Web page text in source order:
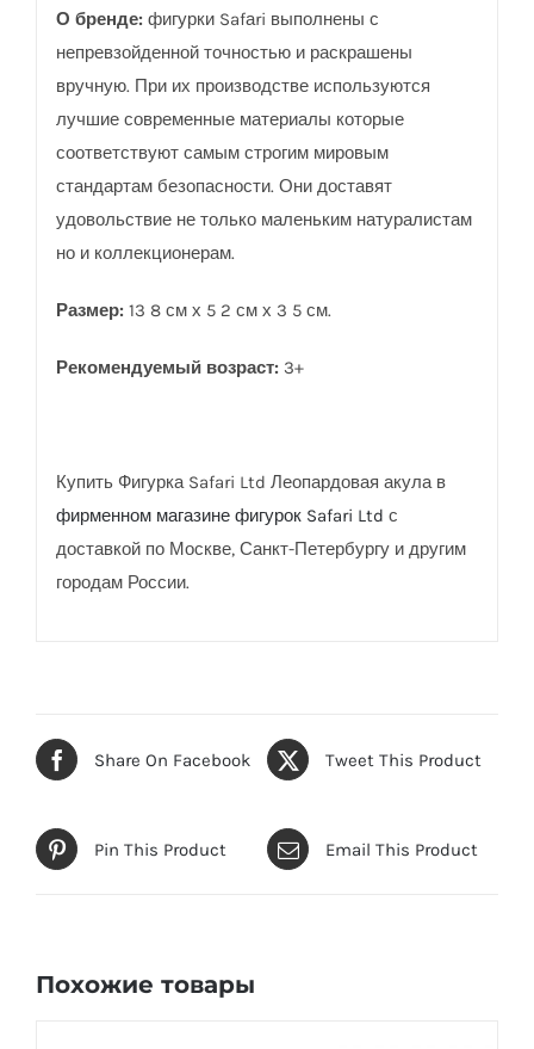
О бренде: фигурки Safаri выполнены с
непревзойденной точностью и раскрашены
вручную. При их производстве используются
лучшие современные материалы которые
соответствуют самым строгим мировым
стандартам безопасности. Они доставят
удовольствие не только маленьким натуралистам
но и коллекционерам.
Размер: 13 8 см х 5 2 см х 3 5 см.
Рекомендуемый возраст: 3+
Купить Фигурка Safari Ltd Леопардовая акула в
фирменном магазине фигурок Safari Ltd с
доставкой по Москве, Санкт-Петербургу и другим
городам России.
Share On Facebook Tweet This Product
Pin This Product Email This Product
Похожие товары